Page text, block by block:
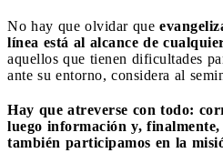
No hay que olvidar que
línea está al alcance de
aquellos que tienen dificultades
ante su entorno, considera al
Hay que atreverse con todo:
luego información y,
también participamos en la